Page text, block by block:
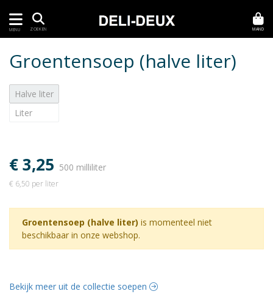
MENU ZOEKEN MAND
Groentensoep (halve liter)
Halve liter
Liter
€ 3,25 500 milliliter
€ 6,50 per liter
Groentensoep (halve liter) is momenteel niet
beschikbaar in onze webshop.
Bekijk meer uit de collectie soepen